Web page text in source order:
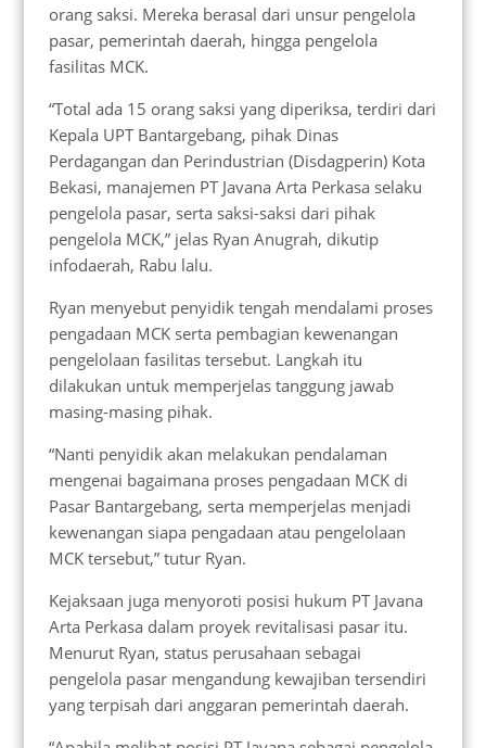
orang saksi. Mereka berasal dari unsur pengelola
pasar, pemerintah daerah, hingga pengelola
fasilitas MCK.
“Total ada 15 orang saksi yang diperiksa, terdiri dari
Kepala UPT Bantargebang, pihak Dinas
Perdagangan dan Perindustrian (Disdagperin) Kota
Bekasi, manajemen PT Javana Arta Perkasa selaku
pengelola pasar, serta saksi-saksi dari pihak
pengelola MCK,” jelas Ryan Anugrah, dikutip
infodaerah, Rabu lalu.
Ryan menyebut penyidik tengah mendalami proses
pengadaan MCK serta pembagian kewenangan
pengelolaan fasilitas tersebut. Langkah itu
dilakukan untuk memperjelas tanggung jawab
masing-masing pihak.
“Nanti penyidik akan melakukan pendalaman
mengenai bagaimana proses pengadaan MCK di
Pasar Bantargebang, serta memperjelas menjadi
kewenangan siapa pengadaan atau pengelolaan
MCK tersebut,” tutur Ryan.
Kejaksaan juga menyoroti posisi hukum PT Javana
Arta Perkasa dalam proyek revitalisasi pasar itu.
Menurut Ryan, status perusahaan sebagai
pengelola pasar mengandung kewajiban tersendiri
yang terpisah dari anggaran pemerintah daerah.